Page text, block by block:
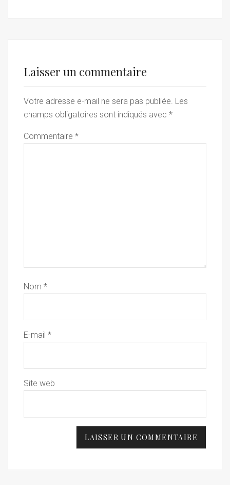
Laisser un commentaire
Votre adresse e-mail ne sera pas publiée. Les
champs obligatoires sont indiqués avec *
Commentaire *
Nom *
E-mail *
Site web